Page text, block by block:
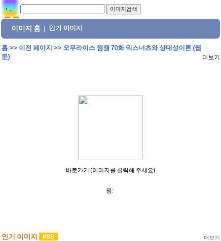
이미지 홈 인기 이미지
홈>> 이전 페이지 >> 오무라이스 잼잼 70화 믹스너츠와 상대성이론 (웹
툰)
더보기
바로가기 (이미지를 클릭해 주세요)
펌:
인기 이미지 더보기